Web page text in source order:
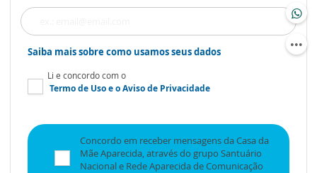
Saiba mais sobre como usamos seus dados
Li e concordo com o
Termo de Usoe oAviso de Privacidade
Concordo em receber mensagens da Casa da
Mãe Aparecida, através do grupo Santuário
Nacional e Rede Aparecida de Comunicação